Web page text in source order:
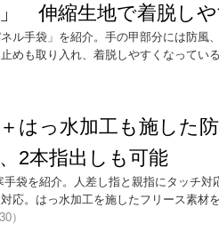
伸縮生地で着脱し
ル手袋」を紹介。手の甲部分には防風
めも取り入れ、着脱しやすくなってい
はっ水加工も施した
2本指出しも可能
袋を紹介。人差し指と親指にタッチ対
応。はっ水加工を施したフリース素材
）